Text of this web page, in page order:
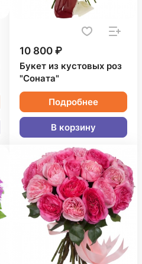
10 800 ₽
Букет из кустовых роз
"Соната"
Подробнее
В корзину